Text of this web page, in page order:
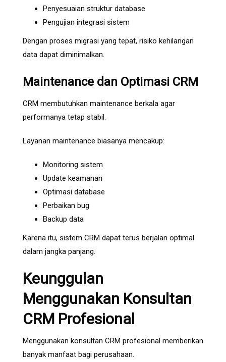
Penyesuaian struktur database
Pengujian integrasi sistem
Dengan proses migrasi yang tepat, risiko kehilangan
data dapat diminimalkan.
Maintenance dan Optimasi CRM
CRM membutuhkan maintenance berkala agar
performanya tetap stabil.
Layanan maintenance biasanya mencakup:
Monitoring sistem
Update keamanan
Optimasi database
Perbaikan bug
Backup data
Karena itu, sistem CRM dapat terus berjalan optimal
dalam jangka panjang.
Keunggulan
Menggunakan Konsultan
CRM Profesional
Menggunakan konsultan CRM profesional memberikan
banyak manfaat bagi perusahaan.